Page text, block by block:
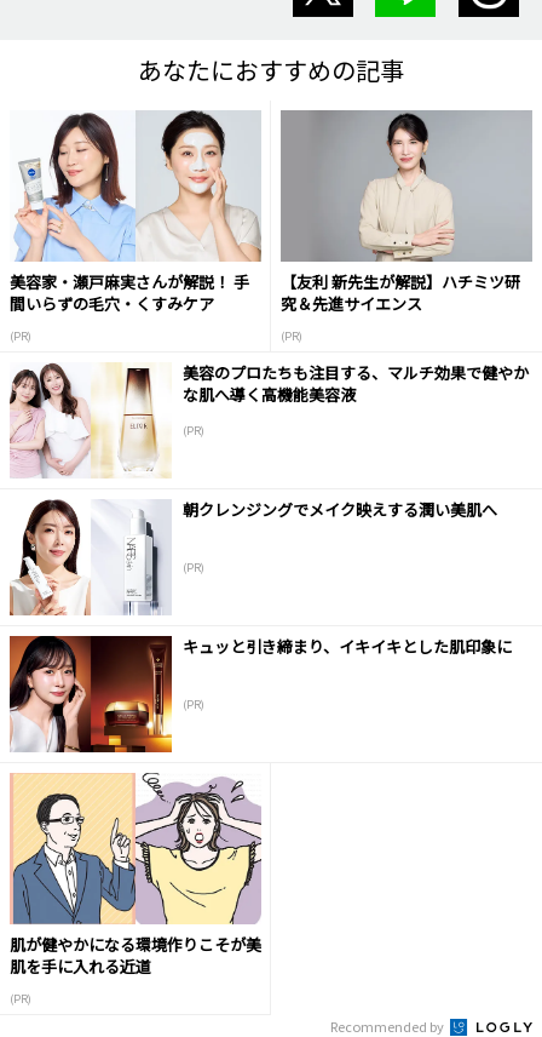
あなたにおすすめの記事
美容家・瀬戸麻実さんが解説！ 手
間いらずの毛穴・くすみケア
(PR)
【友利 新先生が解説】ハチミツ研
究＆先進サイエンス
(PR)
美容のプロたちも注目する、マルチ効果で健やか
な肌へ導く高機能美容液
(PR)
朝クレンジングでメイク映えする潤い美肌へ
(PR)
キュッと引き締まり、イキイキとした肌印象に
(PR)
肌が健やかになる環境作りこそが美
肌を手に入れる近道
(PR)
Recommended by